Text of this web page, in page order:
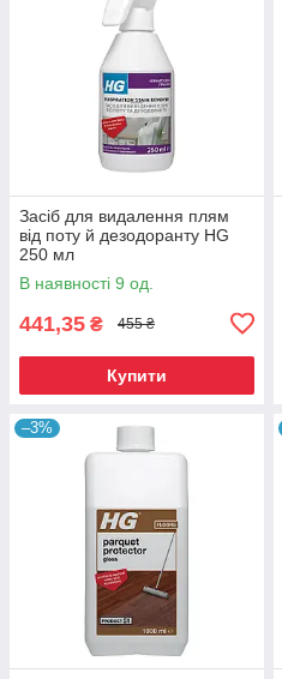
Засіб для видалення плям
від поту й дезодоранту HG
250 мл
В наявності 9 од.
441,35 ₴ 455 ₴
Купити
–3%